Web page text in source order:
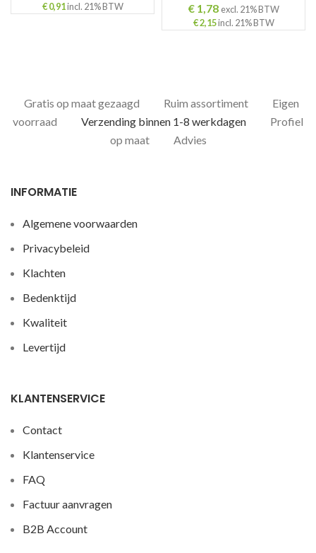
€0,91incl. 21% BTW €1,78 excl. 21% BTW
€2,15incl. 21% BTW
Gratis op maat gezaagd Ruim assortiment
Eigen
voorraad
Verzending binnen 1-8 werkdagen
Profiel
op maat
Advies
INFORMATIE
Algemene voorwaarden
Privacybeleid
Klachten
Bedenktijd
Kwaliteit
Levertijd
KLANTENSERVICE
Contact
Klantenservice
FAQ
Factuur aanvragen
B2B Account